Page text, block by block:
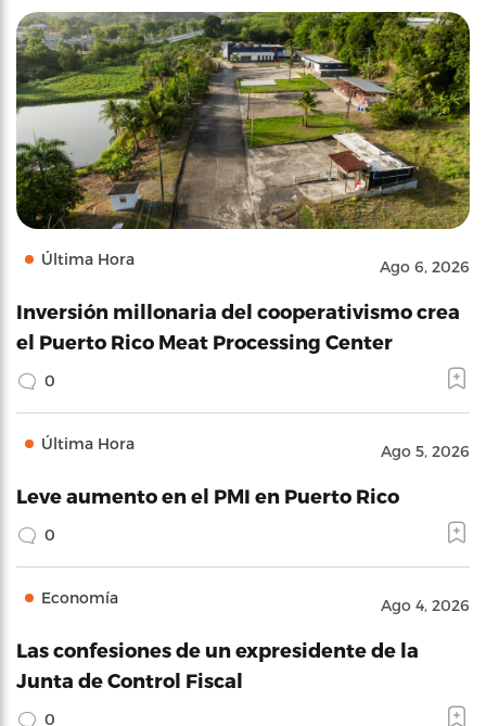
Última Hora Ago 6, 2026
Inversión millonaria del cooperativismo crea
el Puerto Rico Meat Processing Center
0
Última Hora Ago 5, 2026
Leve aumento en el PMI en Puerto Rico
0
Economía Ago 4, 2026
Las confesiones de un expresidente de la
Junta de Control Fiscal
0